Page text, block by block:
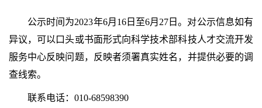
公示时间为2023年6月16日至6月27日。对公示信息如有
异议，可以口头或书面形式向科学技术部科技人才交流开发
服务中心反映问题，反映者须署真实姓名，并提供必要的调
查线索。
联系电话：010-68598390